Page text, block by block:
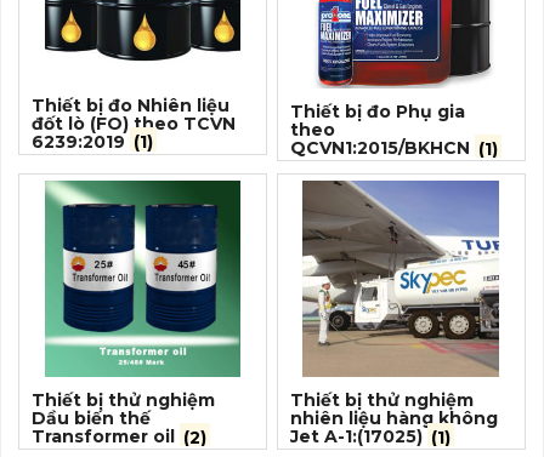
Thiết bị đo Nhiên liệu
đốt lò (FO) theo TCVN
6239:2019 (1)
Thiết bị đo Phụ gia
theo
QCVN1:2015/BKHCN (1)
Thiết bị thử nghiệm
Dầu biến thế
Transformer oil (2)
Thiết bị thử nghiệm
nhiên liệu hàng không
Jet A-1:(17025) (1)